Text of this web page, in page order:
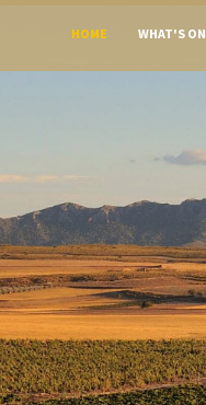
HOME WHAT'S ON